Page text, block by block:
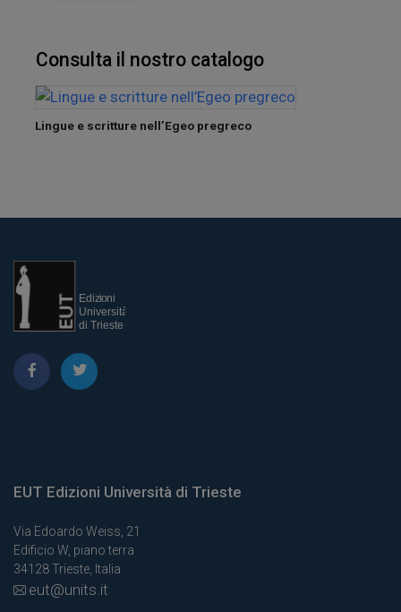
Consulta il nostro catalogo
Lingue e scritture nell’Egeo pregreco
EUT Edizioni Università di Trieste
Via Edoardo Weiss, 21
Edificio W, piano terra
34128 Trieste, Italia
eut@units.it